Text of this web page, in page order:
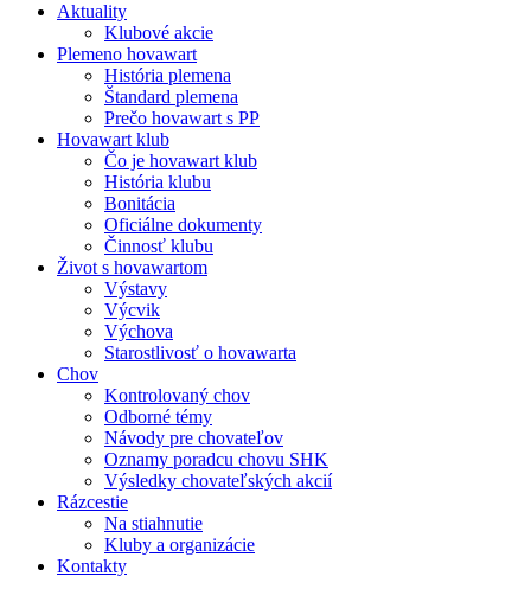
Aktuality
Klubové akcie
Plemeno hovawart
História plemena
Štandard plemena
Prečo hovawart s PP
Hovawart klub
Čo je hovawart klub
História klubu
Bonitácia
Oficiálne dokumenty
Činnosť klubu
Život s hovawartom
Výstavy
Výcvik
Výchova
Starostlivosť o hovawarta
Chov
Kontrolovaný chov
Odborné témy
Návody pre chovateľov
Oznamy poradcu chovu SHK
Výsledky chovateľských akcií
Rázcestie
Na stiahnutie
Kluby a organizácie
Kontakty